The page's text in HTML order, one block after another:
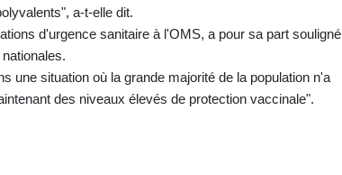
a-t-elle dit.
d'urgence sanitaire à l'OMS, a pour sa part souligné
une situation où la grande majorité de la population n'a
des niveaux élevés de protection vaccinale".